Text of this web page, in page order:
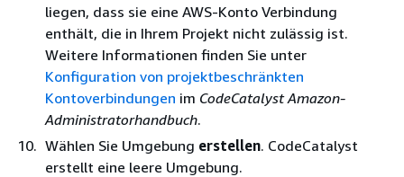
liegen, dass sie eine AWS-Konto Verbindung
enthält, die in Ihrem Projekt nicht zulässig ist.
Weitere Informationen finden Sie unter
Konfiguration von projektbeschränkten
Kontoverbindungen im CodeCatalyst Amazon-
Administratorhandbuch.
Wählen Sie Umgebung erstellen. CodeCatalyst
erstellt eine leere Umgebung.